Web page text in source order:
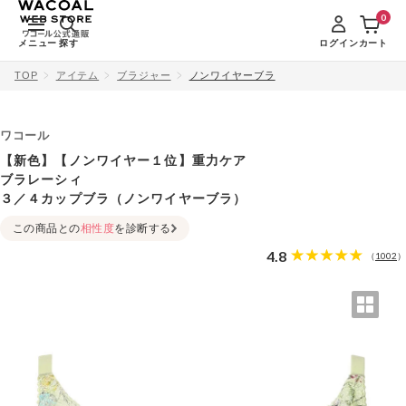
メニュー 探す ログインカート
0
TOP アイテム ブラジャー ノンワイヤーブラ
ワコール
【新色】【ノンワイヤー１位】重力ケア
ブラレーシィ
３／４カップブラ（ノンワイヤーブラ）
4.8 （1002）
この商品との相性度を診断する